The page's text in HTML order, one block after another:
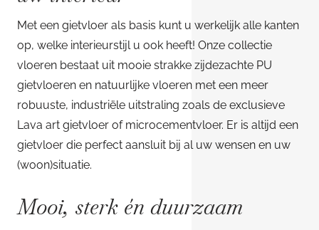
Met een gietvloer als basis kunt u werkelijk alle kanten
op, welke interieurstijl u ook heeft! Onze collectie
vloeren bestaat uit mooie strakke zijdezachte PU
gietvloeren en natuurlijke vloeren met een meer
robuuste, industriële uitstraling zoals de exclusieve
Lava art gietvloer of microcementvloer. Er is altijd een
gietvloer die perfect aansluit bij al uw wensen en uw
(woon)situatie.
Mooi, sterk én duurzaam